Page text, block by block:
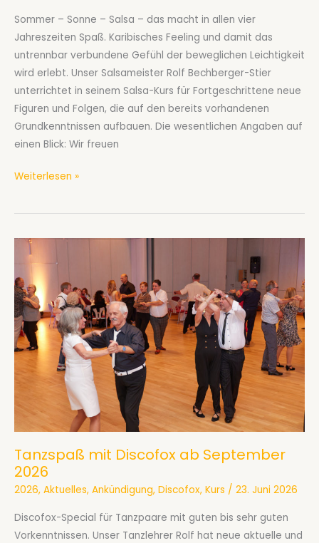
Sommer – Sonne – Salsa – das macht in allen vier
Jahreszeiten Spaß. Karibisches Feeling und damit das
untrennbar verbundene Gefühl der beweglichen Leichtigkeit
wird erlebt. Unser Salsameister Rolf Bechberger-Stier
unterrichtet in seinem Salsa-Kurs für Fortgeschrittene neue
Figuren und Folgen, die auf den bereits vorhandenen
Grundkenntnissen aufbauen. Die wesentlichen Angaben auf
einen Blick: Wir freuen
Salsa-
ab
2026
Weiterlesen »
Tanzspaß mit Discofox ab September
2026
2026, Aktuelles, Ankündigung, Discofox, Kurs / 23. Juni 2026
Discofox-Special für Tanzpaare mit guten bis sehr guten
Vorkenntnissen. Unser Tanzlehrer Rolf hat neue aktuelle und